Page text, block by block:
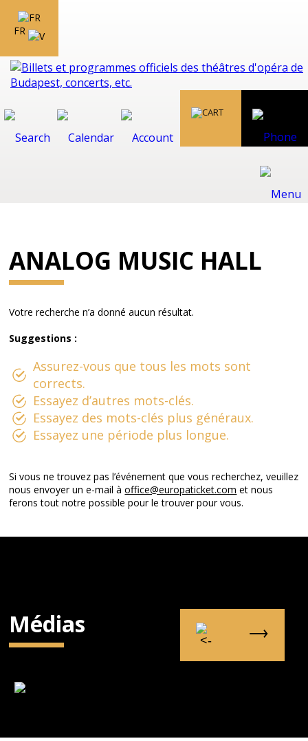
FR
ANALOG MUSIC HALL
Votre recherche n’a donné aucun résultat.
Suggestions :
Assurez-vous que tous les mots sont
corrects.
Essayez d’autres mots-clés.
Essayez des mots-clés plus généraux.
Essayez une période plus longue.
Si vous ne trouvez pas l’événement que vous recherchez, veuillez
nous envoyer un e-mail àoffice@europaticket.com et nous
ferons tout notre possible pour le trouver pour vous.
Médias